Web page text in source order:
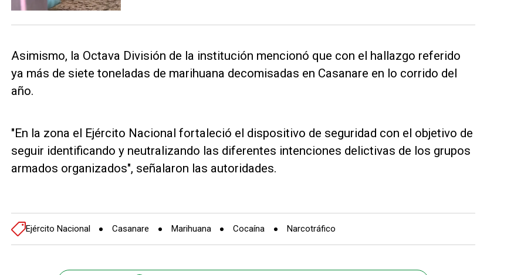
Asimismo, la Octava División de la institución mencionó que con el hallazgo referido
ya más de siete toneladas de marihuana decomisadas en Casanare en lo corrido del
año.
"En la zona el Ejército Nacional fortaleció el dispositivo de seguridad con el objetivo de
seguir identificando y neutralizando las diferentes intenciones delictivas de los grupos
armados organizados", señalaron las autoridades.
Ejército Nacional Casanare Marihuana Cocaína Narcotráfico